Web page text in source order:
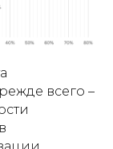
всего –